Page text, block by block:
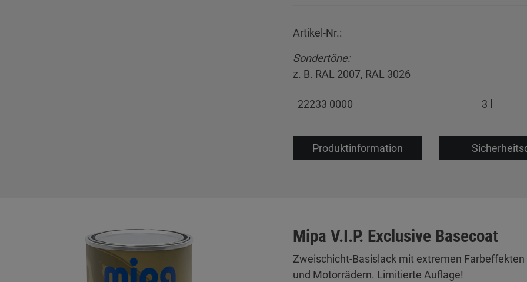
Artikel-Nr.:
Sondertöne:
z. B. RAL 2007, RAL 3026
22233 0000 3 l
Produktinformation
Mipa V.I.P. Exclusive Basecoat
Zweischicht-Basislack mit extremen
und Motorrädern. Limitierte Auflage!